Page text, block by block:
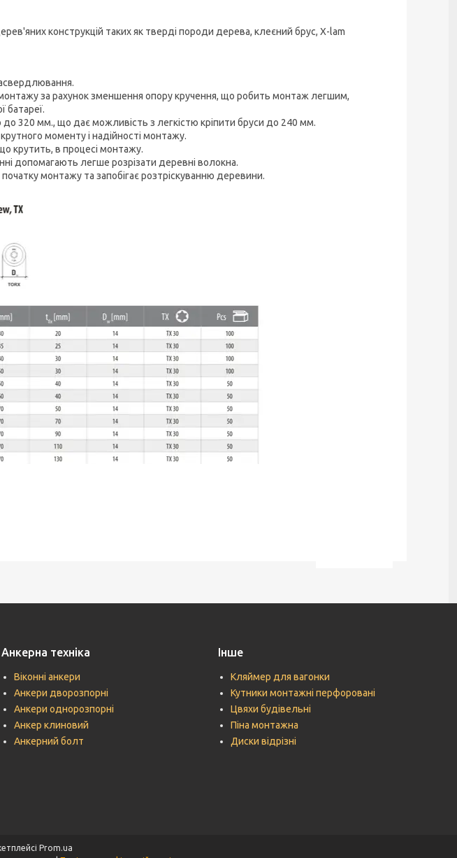
конструкцій таких як тверді породи дерева, клеєний брус, X-lam
за рахунок зменшення опору кручення, що робить монтаж легшим,
батареї.
320 мм., що дає можливість з легкістю кріпити бруси до 240 мм.
моменту і надійності монтажу.
крутить, в процесі монтажу.
допомагають легше розрізати деревні волокна.
монтажу та запобігає розтріскуванню деревини.
Анкерна техніка
Віконні анкери
Анкери дворозпорні
Анкери однорозпорні
Анкер клиновий
Анкерний болт
Інше
Кляймер для вагонки
Кутники монтажні перфоровані
Цвяхи будівельні
Піна монтажна
Диски відрізні
Prom.ua